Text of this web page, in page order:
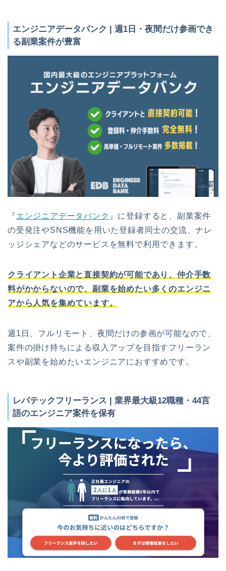
エンジニアデータバンク | 週1日・夜間だけ参画でき
る副業案件が豊富
『エンジニアデータバンク 』に登録すると、副業案件
の受発注やSNS機能を用いた登録者同士の交流、ナレ
ッジシェアなどのサービスを無料で利用できます。
クライアント企業と直接契約が可能であり、仲介手数
料がかからないので、副業を始めたい多くのエンジニ
アから人気を集めています。
週1日、フルリモート、夜間だけの参画が可能なので、
案件の掛け持ちによる収入アップを目指すフリーラン
スや副業を始めたいエンジニアにおすすめです。
レバテックフリーランス | 業界最大級12職種・44言
語のエンジニア案件を保有